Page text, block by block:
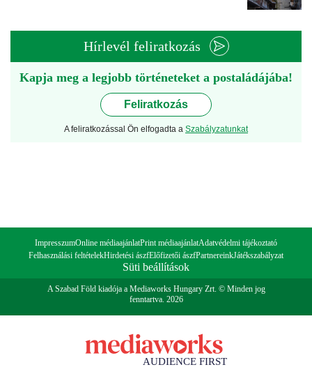
Hírlevél feliratkozás
Kapja meg a legjobb történeteket a postaládájába!
Feliratkozás
A feliratkozással Ön elfogadta a Szabályzatunkat
ImpresszumOnline médiaajánlatPrint médiaajánlatAdatvédelmi tájékoztató
Felhasználási feltételekHirdetési ászfElőfizetői ászfPartnereinkJátékszabályzat
Süti beállítások
A Szabad Föld kiadója a Mediaworks Hungary Zrt. © Minden jog
fenntartva. 2026